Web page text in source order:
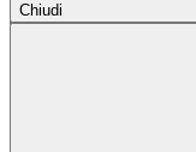
Chiudi